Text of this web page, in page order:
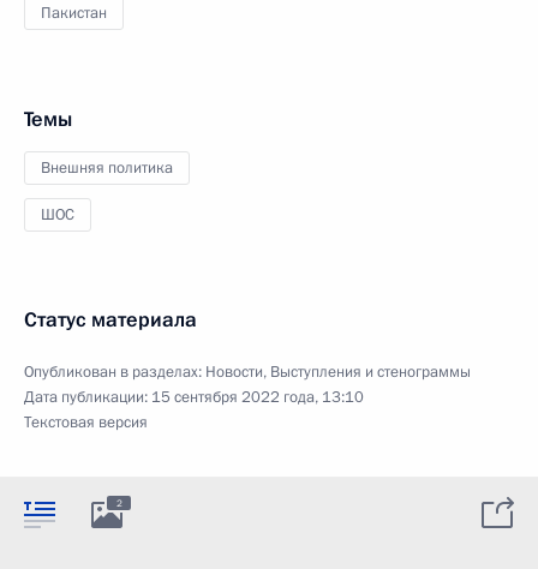
Пакистан
Темы
Внешняя политика
ШОС
Статус материала
Опубликован в разделах: Новости, Выступления и стенограммы
Дата публикации: 15 сентября 2022 года, 13:10
Текстовая версия
2